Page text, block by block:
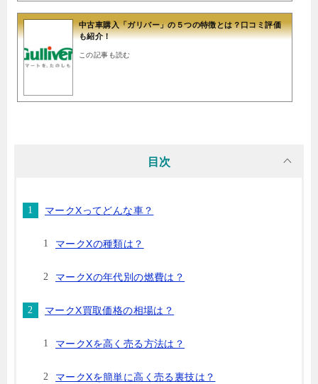
中古車購入「ガリバー」の５つの特徴とは？口コミ評価
も紹介！
この記事も読む
目次
マークXってどんな車？
マークXの種類は？
マークXの年代別の燃費は？
マークX買取価格の相場は？
マークXを高く売る方法は？
マークXを簡単に高く売る裏技は？